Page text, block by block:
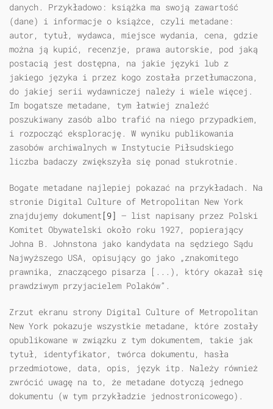
danych. Przykładowo: książka ma swoją zawartość
(dane) i informacje o książce, czyli metadane:
autor, tytuł, wydawca, miejsce wydania, cena, gdzie
można ją kupić, recenzje, prawa autorskie, pod jaką
postacią jest dostępna, na jakie języki lub z
jakiego języka i przez kogo została przetłumaczona,
do jakiej serii wydawniczej należy i wiele więcej.
Im bogatsze metadane, tym łatwiej znaleźć
poszukiwany zasób albo trafić na niego przypadkiem,
i rozpocząć eksplorację. W wyniku publikowania
zasobów archiwalnych w Instytucie Piłsudskiego
liczba badaczy zwiększyła się ponad stukrotnie.
Bogate metadane najlepiej pokazać na przykładach. Na
stronie Digital Culture of Metropolitan New York
znajdujemy dokument [9] — list napisany przez Polski
Komitet Obywatelski około roku 1927, popierający
Johna B. Johnstona jako kandydata na sędziego Sądu
Najwyższego USA, opisujący go jako „znakomitego
prawnika, znaczącego pisarza [...), który okazał się
prawdziwym przyjacielem Polaków”.
Zrzut ekranu strony Digital Culture of Metropolitan
New York pokazuje wszystkie metadane, które zostały
opublikowane w związku z tym dokumentem, takie jak
tytuł, identyfikator, twórca dokumentu, hasła
przedmiotowe, data, opis, język itp. Należy również
zwrócić uwagę na to, że metadane dotyczą jednego
dokumentu (w tym przykładzie jednostronicowego).